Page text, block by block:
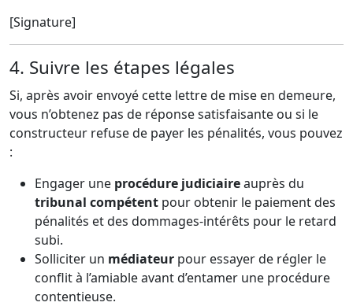
[Signature]
4. Suivre les étapes légales
Si, après avoir envoyé cette lettre de mise en demeure,
vous n’obtenez pas de réponse satisfaisante ou si le
constructeur refuse de payer les pénalités, vous pouvez
:
Engager une procédure judiciaireauprès du
tribunal compétent pour obtenir le paiement des
pénalités et des dommages-intérêts pour le retard
subi.
Solliciter un médiateur pour essayer de régler le
conflit à l’amiable avant d’entamer une procédure
contentieuse.